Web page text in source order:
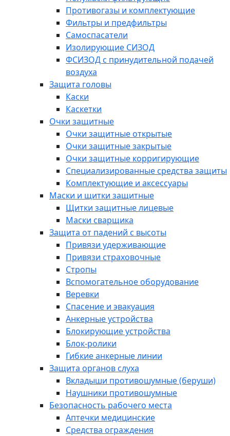
Противогазы и комплектующие
Фильтры и предфильтры
Самоспасатели
Изолирующие СИЗОД
ФСИЗОД с принудительной подачей
воздуха
Защита головы
Каски
Каскетки
Очки защитные
Очки защитные открытые
Очки защитные закрытые
Очки защитные корригирующие
Специализированные средства защиты
Комплектующие и аксессуары
Маски и щитки защитные
Щитки защитные лицевые
Маски сварщика
Защита от падений с высоты
Привязи удерживающие
Привязи страховочные
Стропы
Вспомогательное оборудование
Веревки
Спасение и эвакуация
Анкерные устройства
Блокирующие устройства
Блок-ролики
Гибкие анкерные линии
Защита органов слуха
Вкладыши противошумные (беруши)
Наушники противошумные
Безопасность рабочего места
Аптечки медицинские
Средства ограждения